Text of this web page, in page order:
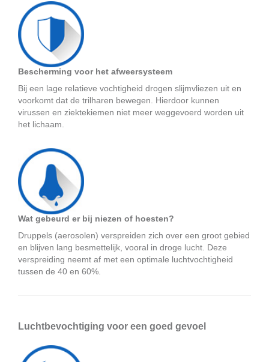
Bescherming voor het afweersysteem
Bij een lage relatieve vochtigheid drogen slijmvliezen uit en
voorkomt dat de trilharen bewegen. Hierdoor kunnen
virussen en ziektekiemen niet meer weggevoerd worden uit
het lichaam.
Wat gebeurd er bij niezen of hoesten?
Druppels (aerosolen) verspreiden zich over een groot gebied
en blijven lang besmettelijk, vooral in droge lucht. Deze
verspreiding neemt af met een optimale luchtvochtigheid
tussen de 40 en 60%.
Luchtbevochtiging voor een goed gevoel